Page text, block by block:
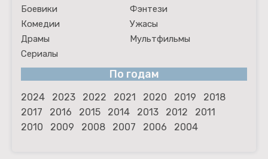
Боевики
Фэнтези
Комедии
Ужасы
Драмы
Мультфильмы
Сериалы
По годам
2024 2023 2022 2021 2020 2019
2018
2017
2016 2015 2014 2013 2012
2011
2010
2009 2008 2007 2006 2004